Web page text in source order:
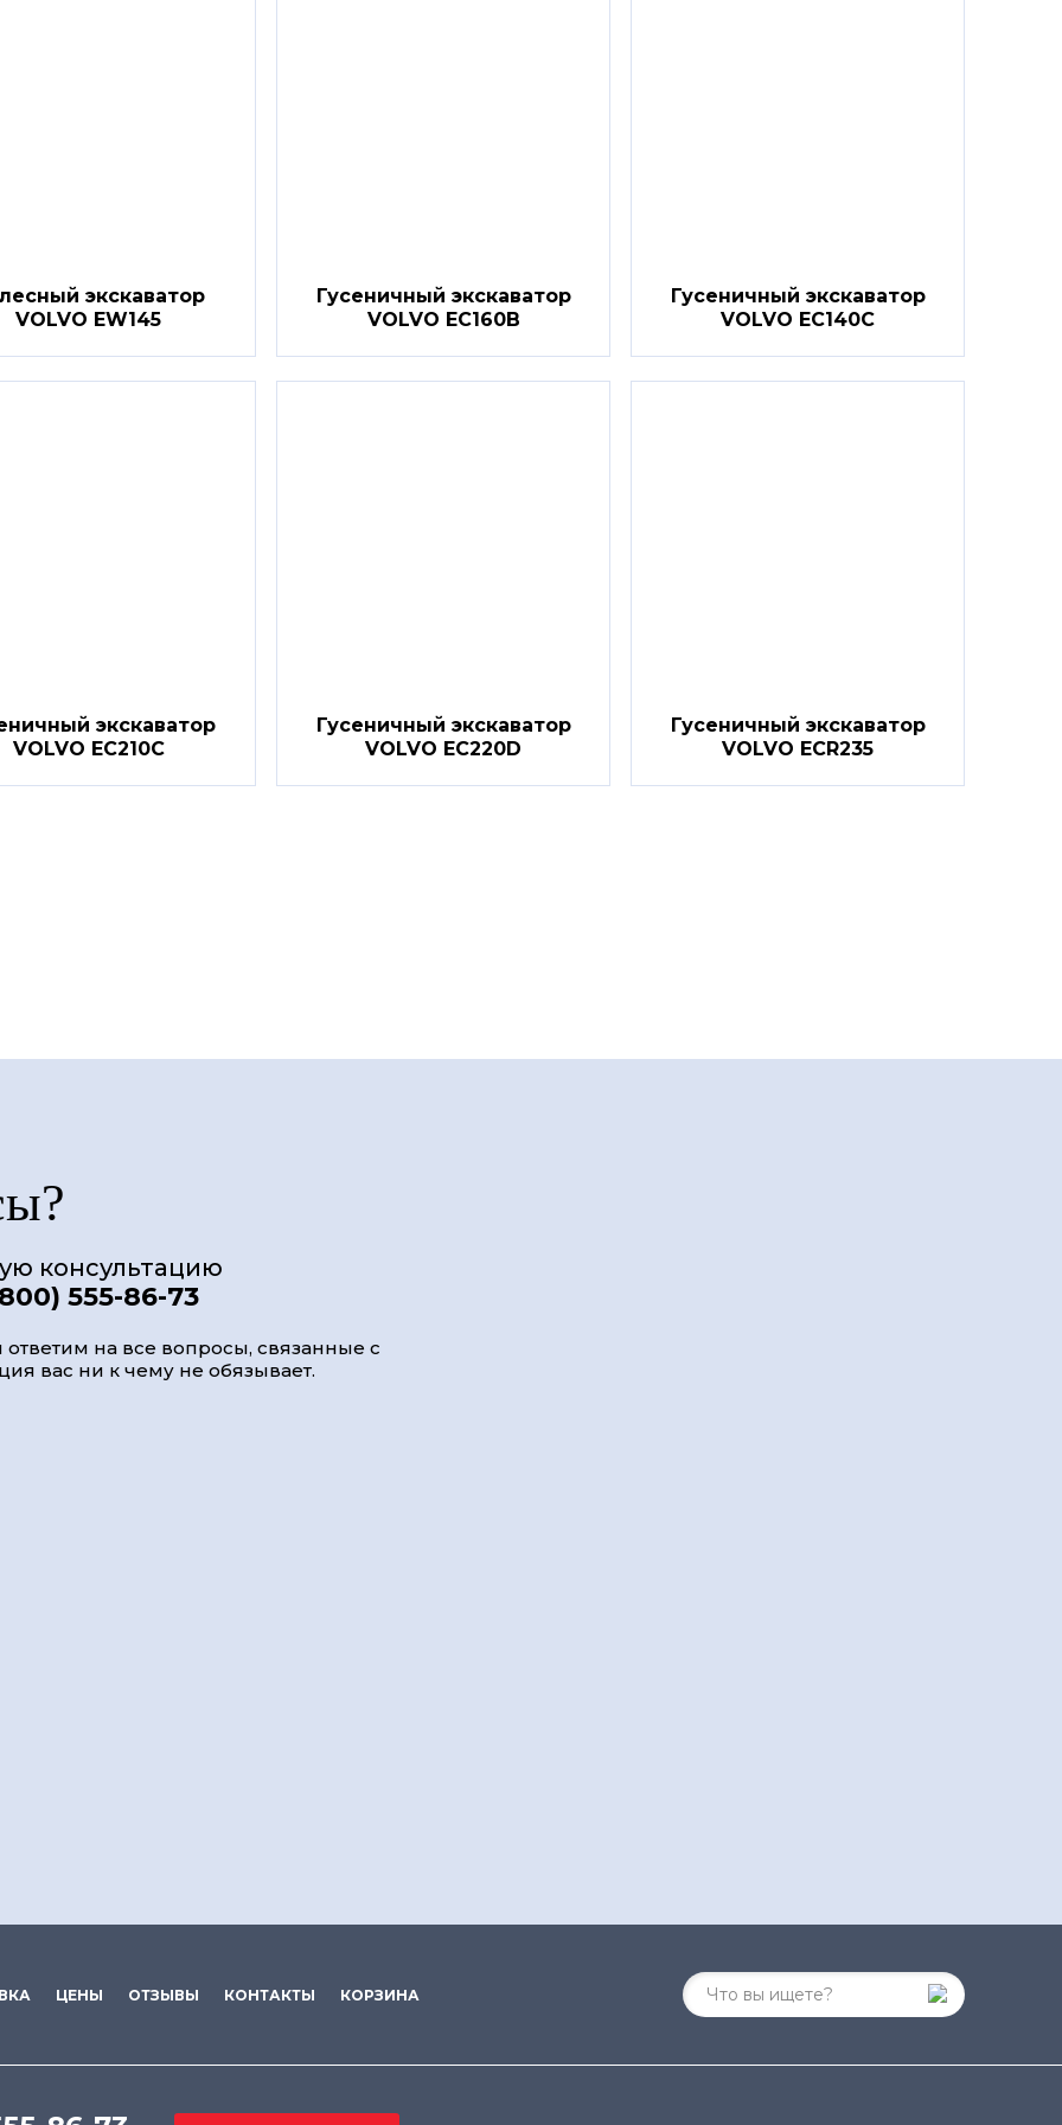
экскаватор
VOLVO EW145
Гусеничный экскаватор
VOLVO EC160B
Гусеничный экскаватор
VOLVO EC140C
экскаватор
VOLVO EC210C
Гусеничный экскаватор
VOLVO EC220D
Гусеничный экскаватор
VOLVO ECR235
консультацию
555-86-73
на все вопросы, связанные с
вас ни к чему не обязывает.
ЦЕНЫ ОТЗЫВЫ КОНТАКТЫ КОРЗИНА